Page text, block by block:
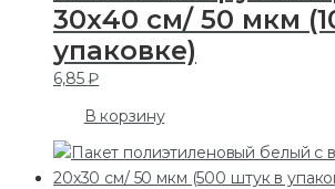
30х40 см/ 50 мкм
упаковке)
6,85₽
В корзину